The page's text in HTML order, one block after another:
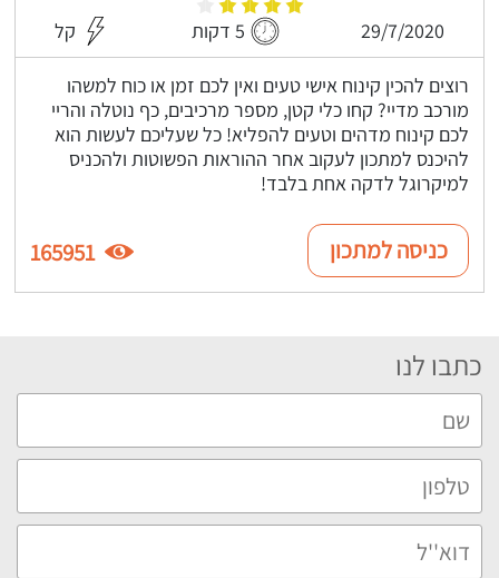
29/7/2020 5 דקות קל
רוצים להכין קינוח אישי טעים ואין לכם זמן או כוח למשהו
מורכב מדיי? קחו כלי קטן, מספר מרכיבים, כף נוטלה והריי
לכם קינוח מדהים וטעים להפליא! כל שעליכם לעשות הוא
להיכנס למתכון לעקוב אחר ההוראות הפשוטות ולהכניס
למיקרוגל לדקה אחת בלבד!
כניסה למתכון 165951
כתבו לנו